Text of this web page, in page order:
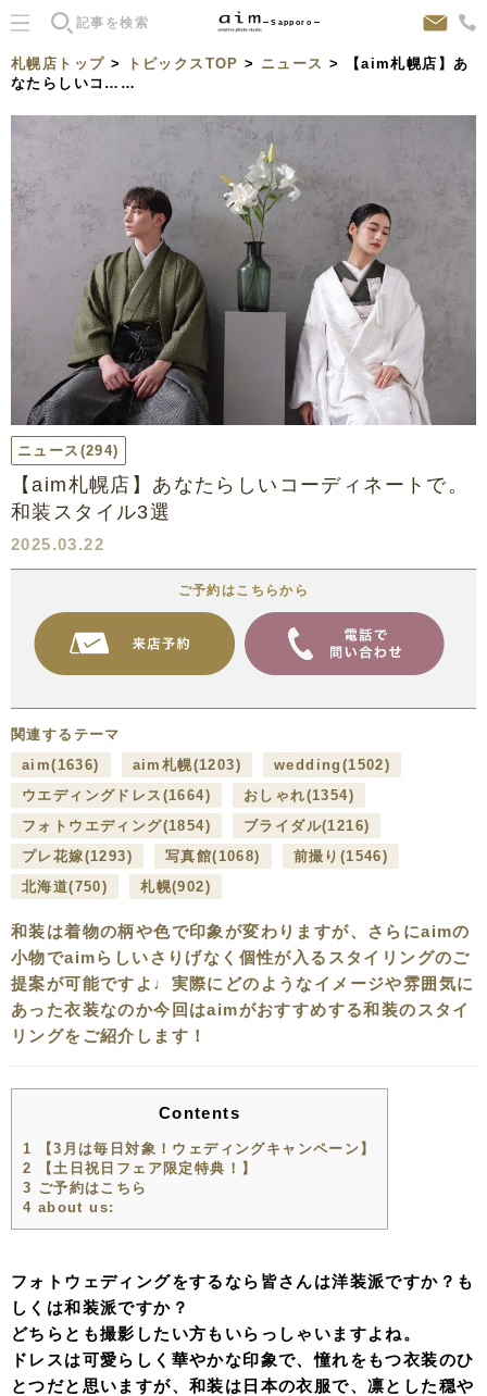
Sapporo
札幌店トップ > トピックスTOP > ニュース > 【aim札幌店】あ
なたらしいコ……
ニュース (294)
【aim札幌店】あなたらしいコーディネートで。
和装スタイル3選
2025.03.22
ご予約はこちらから
関連するテーマ
aim(1636) aim札幌(1203) wedding (1502)
ウエディングドレス (1664) おしゃれ(1354)
フォトウエディング(1854) ブライダル(1216)
プレ花嫁(1293) 写真館(1068) 前撮り (1546)
北海道(750) 札幌(902)
和装は着物の柄や色で印象が変わりますが、さらにaimの
小物でaimらしいさりげなく個性が入るスタイリングのご
提案が可能ですよ♩実際にどのようなイメージや雰囲気に
あった衣装なのか今回はaimがおすすめする和装のスタイ
リングをご紹介します！
Contents
1 【3月は毎日対象！ウェディングキャンペーン】
2 【土日祝日フェア限定特典！】
3 ご予約はこちら
4 about us:
フォトウェディングをするなら皆さんは洋装派ですか？も
しくは和装派ですか？
どちらとも撮影したい方もいらっしゃいますよね。
ドレスは可愛らしく華やかな印象で、憧れをもつ衣装のひ
とつだと思いますが、和装は日本の衣服で、凛とした穏や